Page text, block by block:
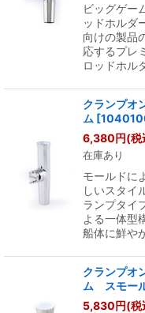
ビッグゲー
ッドホルダ
向けの製品
応するプレ
ロッドホル
クランプオ
ム [
6,380円(税
在庫あり
モールドに
しいスタイ
ランプタイ
よる一体型
船体に鮮や
クランプオ
ム スモー
5,830円(税